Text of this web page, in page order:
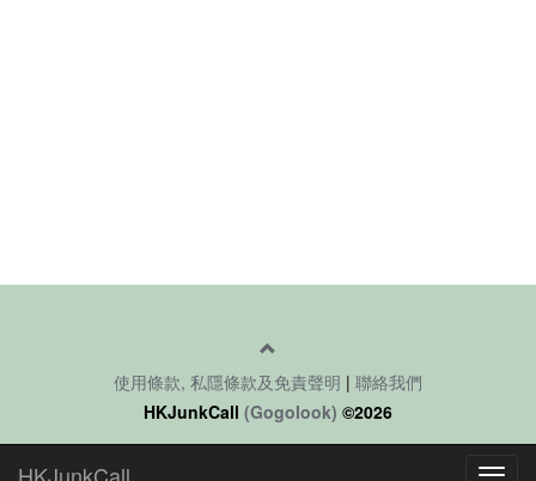
使用條款, 私隱條款及免責聲明 | 聯絡我們
HKJunkCall (Gogolook) ©2026